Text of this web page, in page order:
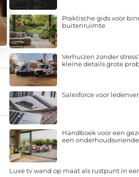
Praktische gids voor
buitenruimte
Verhuizen zonder
kleine details grote
Salesforce voor
Handboek voor een
een
Luxe tv wand op maat als rustpunt in